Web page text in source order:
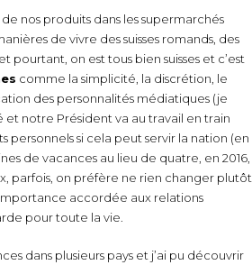
nos produits dans les supermarchés
de vivre des suisses romands, des
pourtant, on est tous bien suisses et c’est
comme la simplicité, la discrétion, le
des personnalités médiatiques (je
notre Président va au travail en train
personnels si cela peut servir la nation (en
de vacances au lieu de quatre, en 2016,
parfois, on préfère ne rien changer plutôt
accordée aux relations
pour toute la vie.
dans plusieurs pays et j’ai pu découvrir